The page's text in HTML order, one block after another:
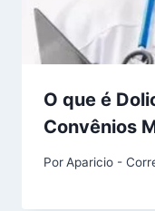
O que é
Convênios
PorAparicio -